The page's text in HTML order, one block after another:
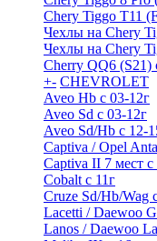
Chery Tiggo T11
Чехлы на Chery
Чехлы на Chery
Cherry QQ6 (S21)
+- CHEVROLET
Aveo Hb с 03-12г
Aveo Sd с 03-12г
Aveo Sd/Hb с 12-
Captiva / Opel
Captiva II 7 мест с
Cobalt с 11г
Cruze Sd/Hb/Wag
Lacetti / Daewoo
Lanos / Daewoo